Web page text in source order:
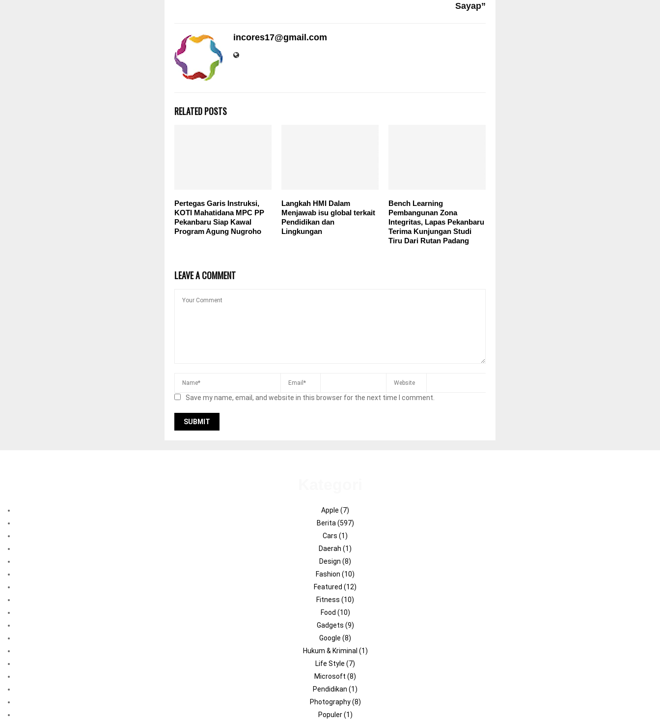
Sayap”
incores17@gmail.com
RELATED POSTS
Pertegas Garis Instruksi,
KOTI Mahatidana MPC PP
Pekanbaru Siap Kawal
Program Agung Nugroho
Langkah HMI Dalam
Menjawab isu global terkait
Pendidikan dan
Lingkungan
Bench Learning
Pembangunan Zona
Integritas, Lapas Pekanbaru
Terima Kunjungan Studi
Tiru Dari Rutan Padang
LEAVE A COMMENT
Save my name, email, and website in this browser for the next time I comment.
Apple (7)
Berita (597)
Cars (1)
Daerah (1)
Design (8)
Fashion (10)
Featured (12)
Fitness (10)
Food (10)
Gadgets (9)
Google (8)
Hukum & Kriminal (1)
Life Style (7)
Microsoft (8)
Pendidikan (1)
Photography(8)
Populer(1)